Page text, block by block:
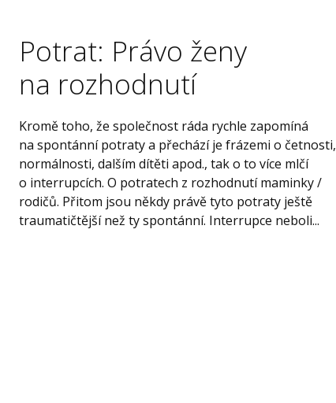
Potrat: Právo ženy
na rozhodnutí
Kromě toho, že společnost ráda rychle zapomíná
na spontánní potraty a přechází je frázemi o četnosti,
normálnosti, dalším dítěti apod., tak o to více mlčí
o interrupcích. O potratech z rozhodnutí maminky /
rodičů. Přitom jsou někdy právě tyto potraty ještě
traumatičtější než ty spontánní. Interrupce neboli...